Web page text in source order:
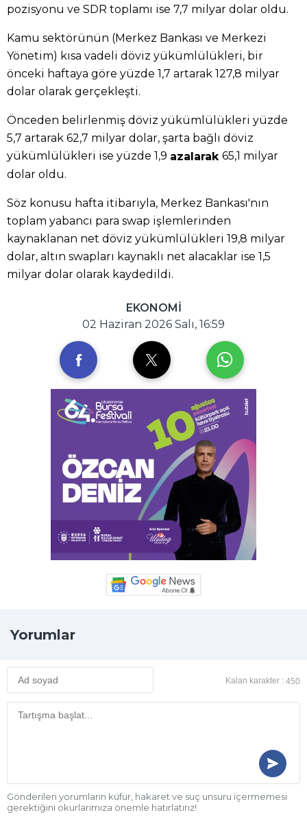
pozisyonu ve SDR toplamı ise 7,7 milyar dolar oldu.
Kamu sektörünün (Merkez Bankası ve Merkezi
Yönetim) kısa vadeli döviz yükümlülükleri, bir
önceki haftaya göre yüzde 1,7 artarak 127,8 milyar
dolar olarak gerçekleşti.
Önceden belirlenmiş döviz yükümlülükleri yüzde
5,7 artarak 62,7 milyar dolar, şarta bağlı döviz
yükümlülükleri ise yüzde 1,9 azalarak 65,1 milyar
dolar oldu.
Söz konusu hafta itibarıyla, Merkez Bankası'nın
toplam yabancı para swap işlemlerinden
kaynaklanan net döviz yükümlülükleri 19,8 milyar
dolar, altın swapları kaynaklı net alacaklar ise 1,5
milyar dolar olarak kaydedildi.
EKONOMİ
02 Haziran 2026 Salı, 16:59
Yorumlar
Kalan karakter : 450
Gönderilen yorumların küfür, hakaret ve suç unsuru içermemesi
gerektiğini okurlarımıza önemle hatırlatırız!